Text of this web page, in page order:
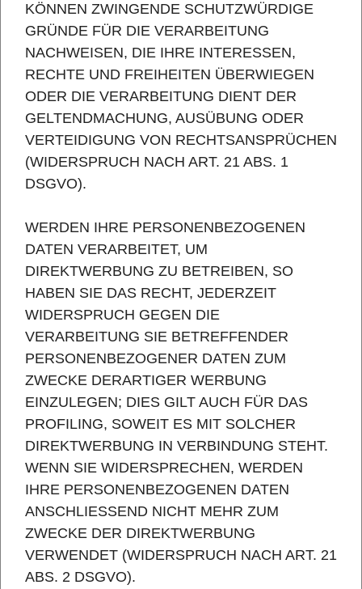
KÖNNEN ZWINGENDE SCHUTZWÜRDIGE
GRÜNDE FÜR DIE VERARBEITUNG
NACHWEISEN, DIE IHRE INTERESSEN,
RECHTE UND FREIHEITEN ÜBERWIEGEN
ODER DIE VERARBEITUNG DIENT DER
GELTENDMACHUNG, AUSÜBUNG ODER
VERTEIDIGUNG VON RECHTSANSPRÜCHEN
(WIDERSPRUCH NACH ART. 21 ABS. 1
DSGVO).
WERDEN IHRE PERSONENBEZOGENEN
DATEN VERARBEITET, UM
DIREKTWERBUNG ZU BETREIBEN, SO
HABEN SIE DAS RECHT, JEDERZEIT
WIDERSPRUCH GEGEN DIE
VERARBEITUNG SIE BETREFFENDER
PERSONENBEZOGENER DATEN ZUM
ZWECKE DERARTIGER WERBUNG
EINZULEGEN; DIES GILT AUCH FÜR DAS
PROFILING, SOWEIT ES MIT SOLCHER
DIREKTWERBUNG IN VERBINDUNG STEHT.
WENN SIE WIDERSPRECHEN, WERDEN
IHRE PERSONENBEZOGENEN DATEN
ANSCHLIESSEND NICHT MEHR ZUM
ZWECKE DER DIREKTWERBUNG
VERWENDET (WIDERSPRUCH NACH ART. 21
ABS. 2 DSGVO).